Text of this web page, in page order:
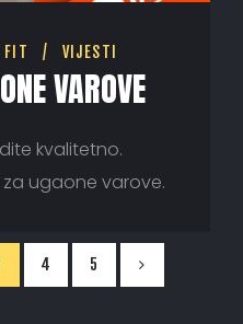
FIT VIJESTI
VAROVE
kvalitetno.
ugaone varove.
4 5